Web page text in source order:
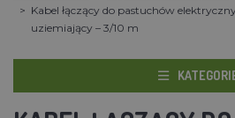
Kabel łączący do pastuchów
uziemiający – 3/10 m